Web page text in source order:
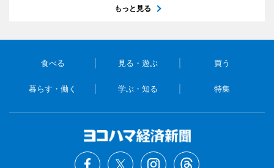
もっと見る
食べる 見る・遊ぶ 買う
暮らす・働く 学ぶ・知る 特集